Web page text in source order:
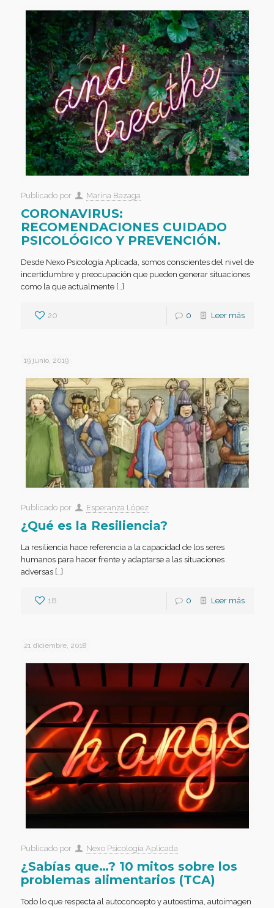
Publicado por Marina Bazaga
CORONAVIRUS:
RECOMENDACIONES CUIDADO
PSICOLÓGICO Y PREVENCIÓN.
Desde Nexo Psicología Aplicada, somos conscientes del nivel de
incertidumbre y preocupación que pueden generar situaciones
como la que actualmente […]
20 0 Leer más
19 junio, 2019
Publicado por Esperanza López
¿Qué es la Resiliencia?
La resiliencia hace referencia a la capacidad de los seres
humanos para hacer frente y adaptarse a las situaciones
adversas […]
18 0 Leer más
21 diciembre, 2018
Publicado por Nexo Psicología Aplicada
¿Sabías que…? 10 mitos sobre los
problemas alimentarios (TCA)
Todo lo que respecta al autoconcepto y autoestima, autoimagen